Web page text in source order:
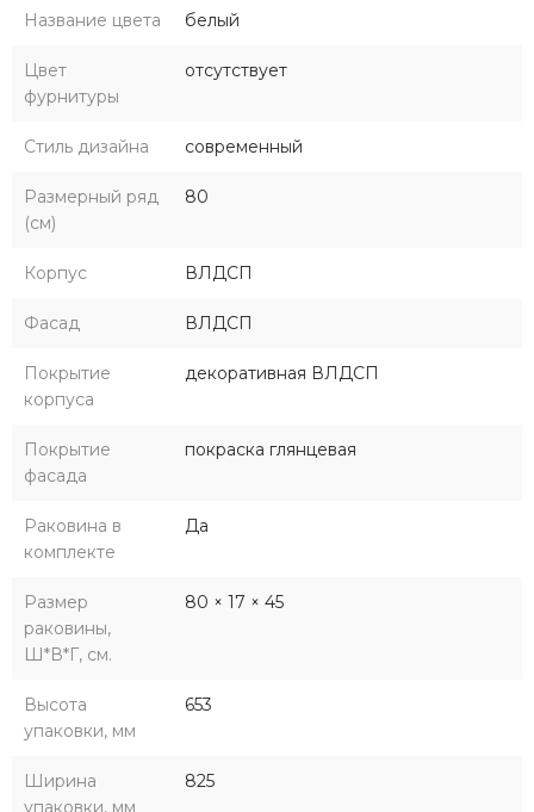
Название цвета белый
Цвет
фурнитуры
отсутствует
Стиль дизайна современный
Размерный ряд
(см)
80
Корпус ВЛДСП
Фасад ВЛДСП
Покрытие
корпуса
декоративная ВЛДСП
Покрытие
фасада
покраска глянцевая
Раковина в
комплекте
Да
Размер
раковины,
Ш*В*Г, см.
80 × 17 × 45
Высота
упаковки, мм
653
Ширина
упаковки, мм
825